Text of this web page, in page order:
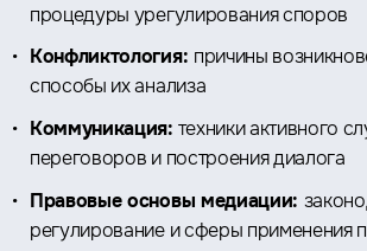
процедуры урегулирования споров
Конфликтология: причины
способы их анализа
Коммуникация: техники активного
переговоров и построения диалога
Правовые основы медиации:
регулирование и сферы применения